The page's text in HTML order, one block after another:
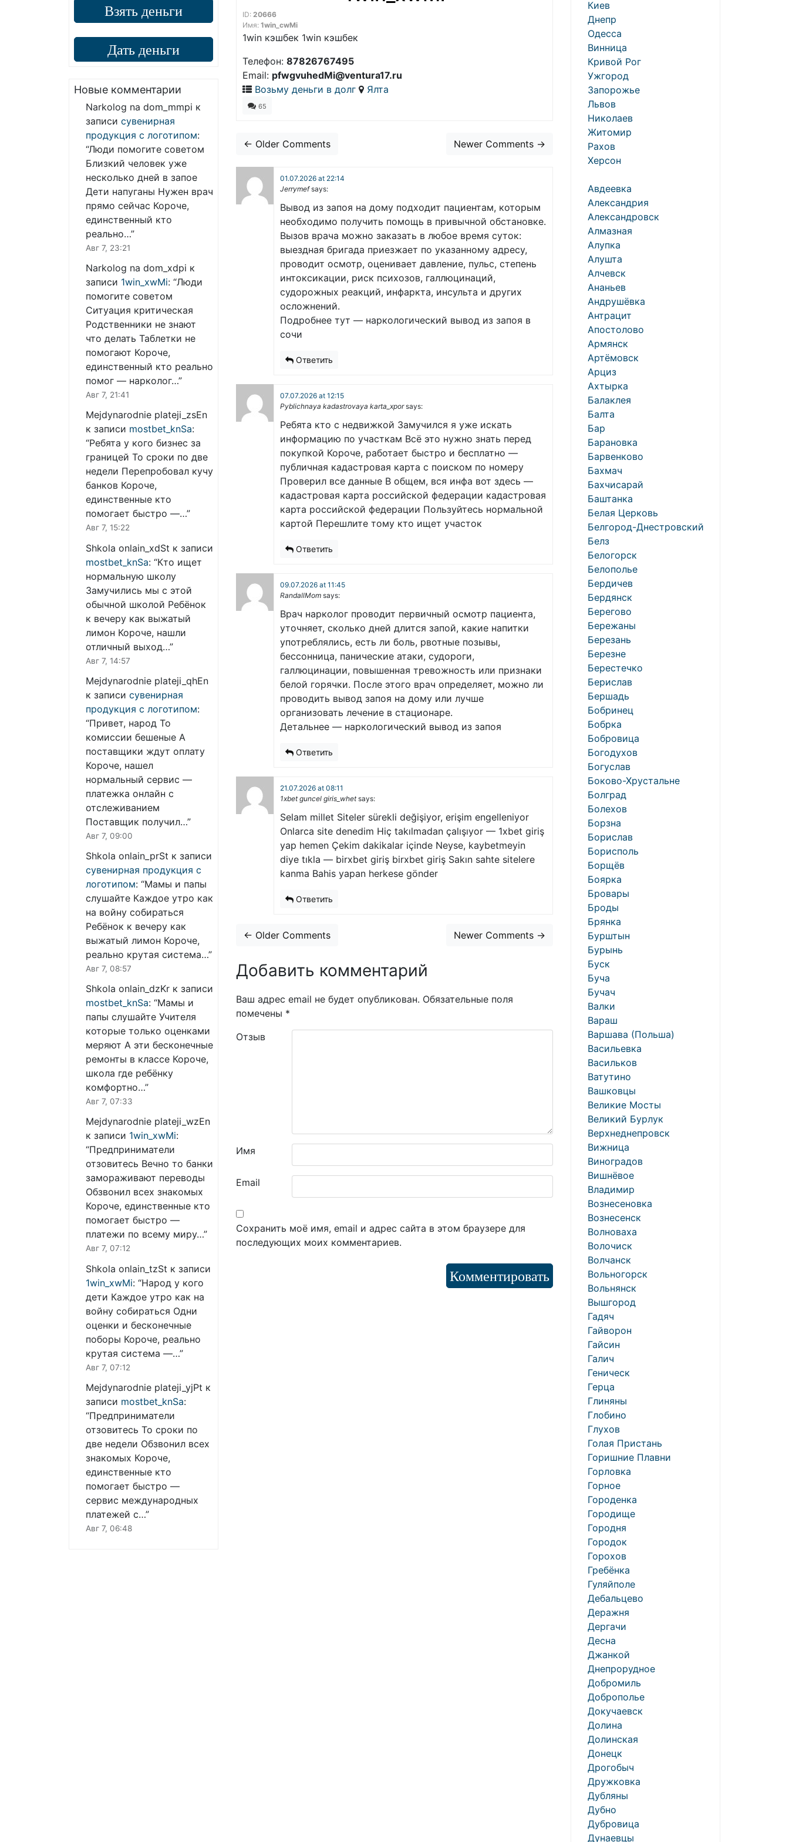
Взять деньги
Дать деньги
Новые комментарии
Narkolog na dom_mmpi к
записи сувенирная
продукция с логотипом:
“Люди помогите советом
Близкий человек уже
несколько дней в запое
Дети напуганы Нужен врач
прямо сейчас Короче,
единственный кто
реально…”
Авг 7, 23:21
Narkolog na dom_xdpi к
записи 1win_xwMi: “Люди
помогите советом
Ситуация критическая
Родственники не знают
что делать Таблетки не
помогают Короче,
единственный кто реально
помог — нарколог…”
Авг 7, 21:41
Mejdynarodnie plateji_zsEn
к записи mostbet_knSa:
“Ребята у кого бизнес за
границей То сроки по две
недели Перепробовал кучу
банков Короче,
единственные кто
помогает быстро —…”
Авг 7, 15:22
Shkola onlain_xdSt к записи
mostbet_knSa: “Кто ищет
нормальную школу
Замучились мы с этой
обычной школой Ребёнок
к вечеру как выжатый
лимон Короче, нашли
отличный выход…”
Авг 7, 14:57
Mejdynarodnie plateji_qhEn
к записи сувенирная
продукция с логотипом:
“Привет, народ То
комиссии бешеные А
поставщики ждут оплату
Короче, нашел
нормальный сервис —
платежка онлайн с
отслеживанием
Поставщик получил…”
Авг 7, 09:00
Shkola onlain_prSt к записи
сувенирная продукция с
логотипом: “Мамы и папы
слушайте Каждое утро как
на войну собираться
Ребёнок к вечеру как
выжатый лимон Короче,
реально крутая система…”
Авг 7, 08:57
Shkola onlain_dzKr к записи
mostbet_knSa: “Мамы и
папы слушайте Учителя
которые только оценками
меряют А эти бесконечные
ремонты в классе Короче,
школа где ребёнку
комфортно…”
Авг 7, 07:33
Mejdynarodnie plateji_wzEn
к записи 1win_xwMi:
“Предприниматели
отзовитесь Вечно то банки
замораживают переводы
Обзвонил всех знакомых
Короче, единственные кто
помогает быстро —
платежи по всему миру…”
Авг 7, 07:12
Shkola onlain_tzSt к записи
1win_xwMi: “Народ у кого
дети Каждое утро как на
войну собираться Одни
оценки и бесконечные
поборы Короче, реально
крутая система —…”
Авг 7, 07:12
Mejdynarodnie plateji_yjPt к
записи mostbet_knSa:
“Предприниматели
отзовитесь То сроки по
две недели Обзвонил всех
знакомых Короче,
единственные кто
помогает быстро —
сервис международных
платежей с…”
Авг 7, 06:48
ID: 20666
Имя: 1win_cwMi
1win кэшбек 1win кэшбек
Телефон: 87826767495
Email: pfwgvuhedMi@ventura17.ru
Возьму деньги в долг
Ялта
65
Comment navigation
← Older Comments Newer Comments →
01.07.2026 at 22:14
Jerrymef says:
Вывод из запоя на дому подходит пациентам, которым
необходимо получить помощь в привычной обстановке.
Вызов врача можно заказать в любое время суток:
выездная бригада приезжает по указанному адресу,
проводит осмотр, оценивает давление, пульс, степень
интоксикации, риск психозов, галлюцинаций,
судорожных реакций, инфаркта, инсульта и других
осложнений.
Подробнее тут — наркологический вывод из запоя в
сочи
Ответить
07.07.2026 at 12:15
Pyblichnaya kadastrovaya karta_xpor says:
Ребята кто с недвижкой Замучился я уже искать
информацию по участкам Всё это нужно знать перед
покупкой Короче, работает быстро и бесплатно —
публичная кадастровая карта с поиском по номеру
Проверил все данные В общем, вся инфа вот здесь —
кадастровая карта российской федерации кадастровая
карта российской федерации Пользуйтесь нормальной
картой Перешлите тому кто ищет участок
Ответить
09.07.2026 at 11:45
RandallMom says:
Врач нарколог проводит первичный осмотр пациента,
уточняет, сколько дней длится запой, какие напитки
употреблялись, есть ли боль, рвотные позывы,
бессонница, панические атаки, судороги,
галлюцинации, повышенная тревожность или признаки
белой горячки. После этого врач определяет, можно ли
проводить вывод запоя на дому или лучше
организовать лечение в стационаре.
Детальнее — наркологический вывод из запоя
Ответить
21.07.2026 at 08:11
1xbet guncel giris_whet says:
Selam millet Siteler sürekli değişiyor, erişim engelleniyor
Onlarca site denedim Hiç takılmadan çalışıyor — 1xbet giriş
yap hemen Çekim dakikalar içinde Neyse, kaybetmeyin
diye tıkla — birxbet giriş birxbet giriş Sakın sahte sitelere
kanma Bahis yapan herkese gönder
Ответить
Comment navigation
← Older Comments Newer Comments →
Добавить комментарий
Ваш адрес email не будет опубликован. Обязательные поля
помечены *
Отзыв
Имя
Email
Сохранить моё имя, email и адрес сайта в этом браузере для
последующих моих комментариев.
Киев
Днепр
Одесса
Винница
Кривой Рог
Ужгород
Запорожье
Львов
Николаев
Житомир
Рахов
Херсон
Авдеевка
Александрия
Александровск
Алмазная
Алупка
Алушта
Алчевск
Ананьев
Андрушёвка
Антрацит
Апостолово
Армянск
Артёмовск
Арциз
Ахтырка
Балаклея
Балта
Бар
Барановка
Барвенково
Бахмач
Бахчисарай
Баштанка
Белая Церковь
Белгород-Днестровский
Белз
Белогорск
Белополье
Бердичев
Бердянск
Берегово
Бережаны
Березань
Березне
Берестечко
Берислав
Бершадь
Бобринец
Бобрка
Бобровица
Богодухов
Богуслав
Боково-Хрустальне
Болград
Болехов
Борзна
Борислав
Борисполь
Борщёв
Боярка
Бровары
Броды
Брянка
Бурштын
Бурынь
Буск
Буча
Бучач
Валки
Вараш
Варшава (Польша)
Васильевка
Васильков
Ватутино
Вашковцы
Великие Мосты
Великий Бурлук
Верхнеднепровск
Вижница
Виноградов
Вишнёвое
Владимир
Вознесеновка
Вознесенск
Волноваха
Волочиск
Волчанск
Вольногорск
Вольнянск
Вышгород
Гадяч
Гайворон
Гайсин
Галич
Геническ
Герца
Глиняны
Глобино
Глухов
Голая Пристань
Горишние Плавни
Горловка
Горное
Городенка
Городище
Городня
Городок
Горохов
Гребёнка
Гуляйполе
Дебальцево
Деражня
Дергачи
Десна
Джанкой
Днепрорудное
Добромиль
Доброполье
Докучаевск
Долина
Долинская
Донецк
Дрогобыч
Дружковка
Дубляны
Дубно
Дубровица
Дунаевцы